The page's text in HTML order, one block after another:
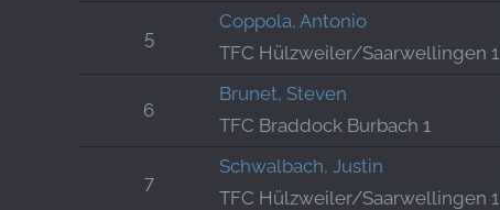
5
Coppola, Antonio
TFC Hülzweiler/Saarwellingen 1
6
Brunet, Steven
TFC Braddock Burbach 1
7
Schwalbach, Justin
TFC Hülzweiler/Saarwellingen 1